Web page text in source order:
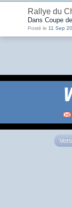
Rallye du
Dans Coupe
Posté le 11 Sep